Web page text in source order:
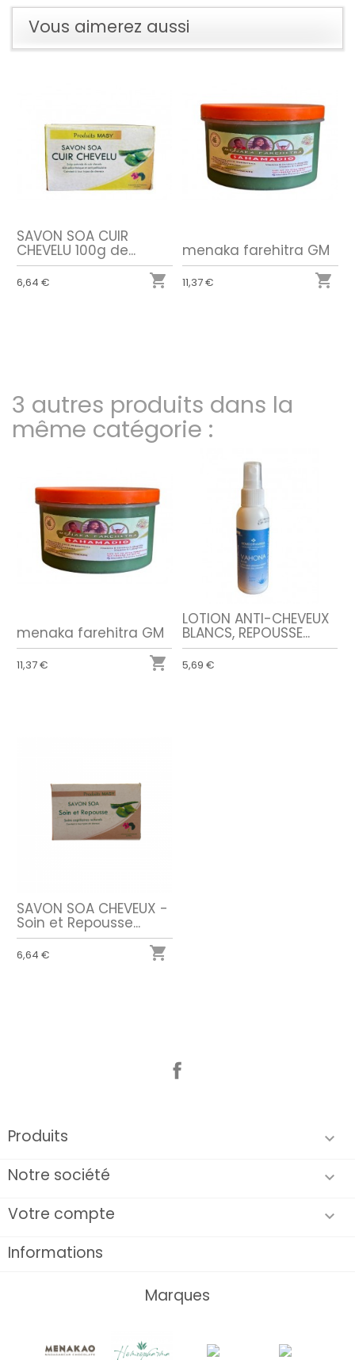
Vous aimerez aussi
SAVON SOA CUIR
CHEVELU 100g de...
6,64 € 
menaka farehitra GM
11,37 € 
3 autres produits dans la
même catégorie :
menaka farehitra GM
11,37 € 
LOTION ANTI-CHEVEUX
BLANCS, REPOUSSE...
5,69 €
SAVON SOA CHEVEUX -
Soin et Repousse...
6,64 € 
Produits 
Notre société 
Votre compte 
Informations
Marques